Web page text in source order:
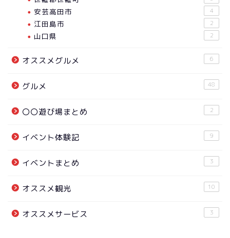
安芸高田市 4
江田島市 2
山口県 2
オススメグルメ 6
グルメ 48
〇〇遊び場まとめ 2
イベント体験記 9
イベントまとめ 3
オススメ観光 10
オススメサービス 3